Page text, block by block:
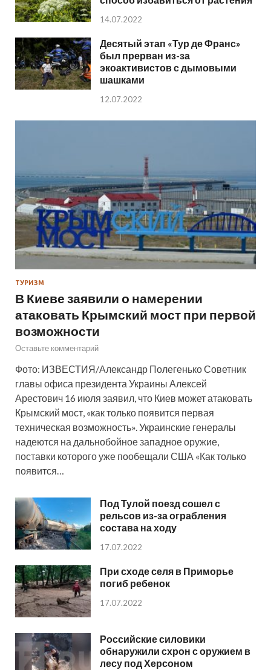
14.07.2022
Десятый этап «Тур де Франс»
был прерван из-за
экоактивистов с дымовыми
шашками
12.07.2022
ТУРИЗМ
В Киеве заявили о намерении
атаковать Крымский мост при первой
возможности
Оставьте комментарий
Фото: ИЗВЕСТИЯ/Александр Полегенько Советник
главы офиса президента Украины Алексей
Арестович 16 июля заявил, что Киев может атаковать
Крымский мост, «как только появится первая
техническая возможность». Украинские генералы
надеются на дальнобойное западное оружие,
поставки которого уже пообещали США «Как только
появится…
Под Тулой поезд сошел с
рельсов из-за ограбления
состава на ходу
17.07.2022
При сходе селя в Приморье
погиб ребенок
17.07.2022
Российские силовики
обнаружили схрон с оружием в
лесу под Херсоном